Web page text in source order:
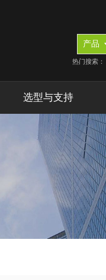
热门搜索：
选型与支持